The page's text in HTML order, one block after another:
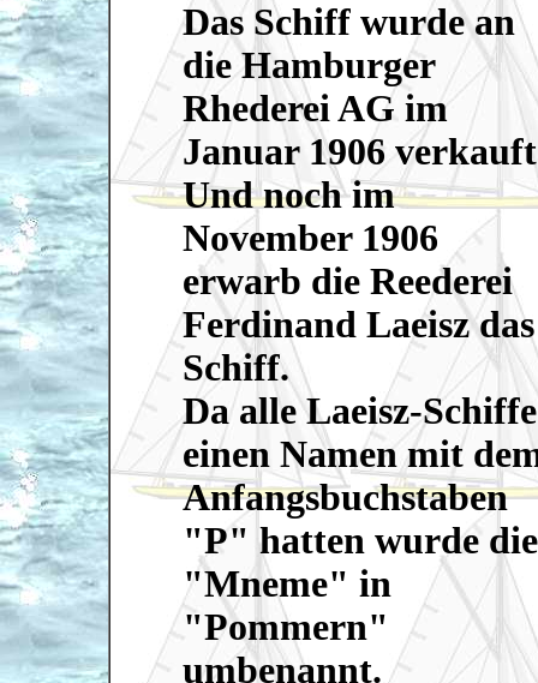
Das Schiff wurde an
die Hamburger
Rhederei AG im
Januar 1906
Und noch im
November 1906
erwarb die Reederei
Ferdinand Laeisz das
Schiff.
Da alle Laeisz-Schiffe
einen Namen mit
Anfangsbuchstaben
"P" hatten wurde die
"Mneme" in
"Pommern"
umbenannt.